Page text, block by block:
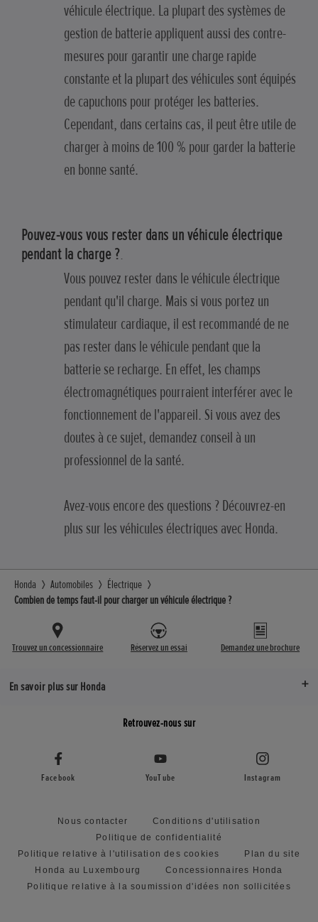
véhicule électrique. La plupart des systèmes de
gestion de batterie appliquent aussi des contre-
mesures pour garantir une charge rapide
constante et la plupart des véhicules sont équipés
de capuchons pour protéger les batteries.
Cependant, dans certains cas, il peut être utile de
charger à moins de 100 % pour garder la batterie
en bonne santé.
Pouvez-vous vous rester dans un véhicule électrique
pendant la charge ?.
Vous pouvez rester dans le véhicule électrique
pendant qu'il charge. Mais si vous portez un
stimulateur cardiaque, il est recommandé de ne
pas rester dans le véhicule pendant que la
batterie se recharge. En effet, les champs
électromagnétiques pourraient interférer avec le
fonctionnement de l'appareil. Si vous avez des
doutes à ce sujet, demandez conseil à un
professionnel de la santé.
Avez-vous encore des questions ? Découvrez-en
plus sur les véhicules électriques avec Honda.
Honda Automobiles
Électrique
Combien de temps faut-il pour charger un véhicule électrique ?
Trouvez un concessionnaire Réservez un essai Demandez une brochure
En savoir plus sur Honda
Retrouvez-nous sur
Facebook YouTube Instagram
Nous contacter
Conditions d'utilisation
Politique de confidentialité
Politique relative à l'utilisation des cookies
Plan du site
Honda au Luxembourg
Concessionnaires Honda
Politique relative à la soumission d'idées non sollicitées